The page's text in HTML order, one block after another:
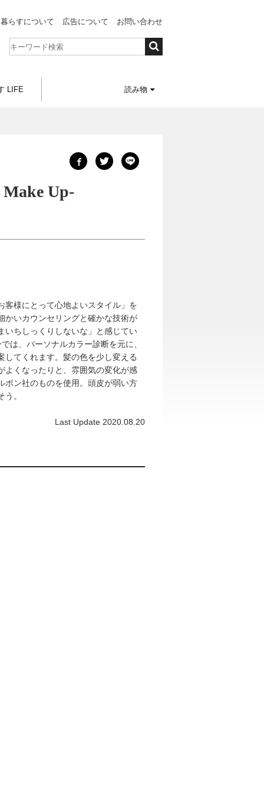
暮らすについて 広告について お問い合わせ
LIFE 読み物
Up-
客様にとって心地よいスタイル」を
かいカウンセリングと確かな技術が
いちしっくりしないな」と感じてい
は、パーソナルカラー診断を元に、
してくれます。髪の色を少し変える
よくなったりと、雰囲気の変化が感
ボン社のものを使用。頭皮が弱い方
。
Last Update 2020.08.20